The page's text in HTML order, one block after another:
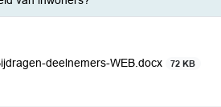
deelnemers-WEB.docx
72 KB